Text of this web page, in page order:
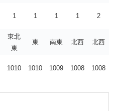
1 1 1 1 2
東北
東
東 南東 北西 北西
1010 1010 1009 1008 1008